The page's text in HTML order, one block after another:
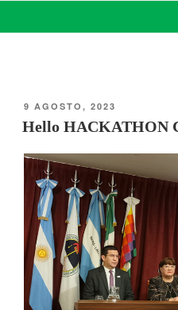
MINISTERIO
DE
9 AGOSTO, 2023
Hello HACKATHON